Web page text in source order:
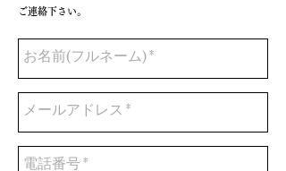
ご連絡下さい。